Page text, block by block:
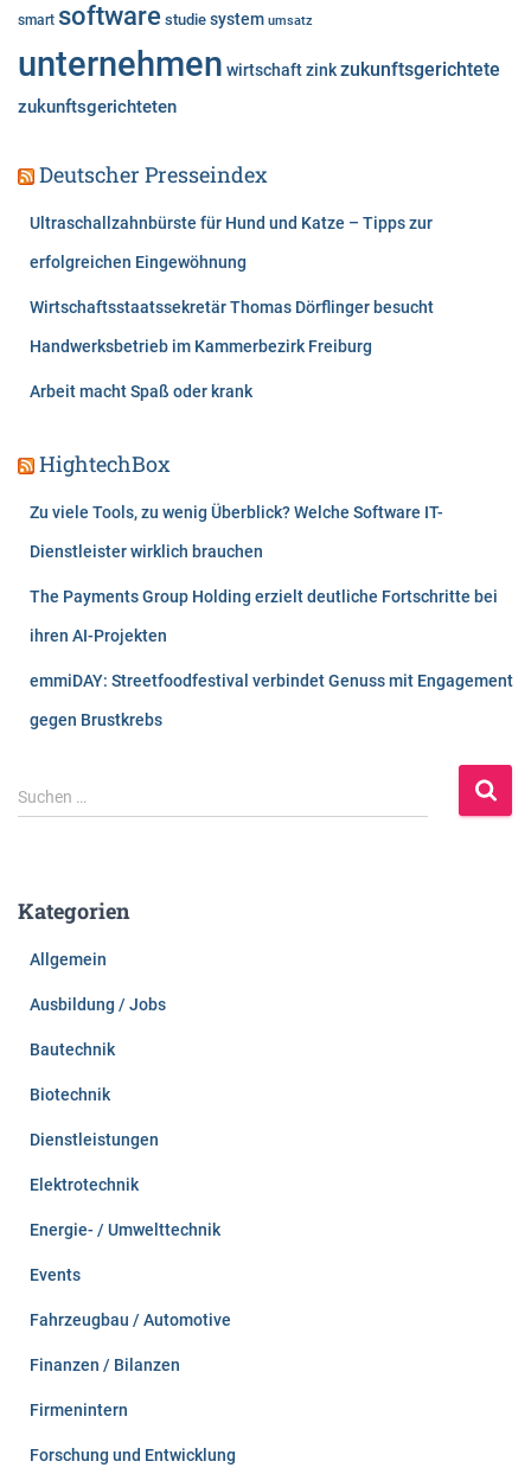
smart software studie system umsatz
unternehmen wirtschaftzinkzukunftsgerichtete
zukunftsgerichteten
Deutscher Presseindex
Ultraschallzahnbürste für Hund und Katze – Tipps zur
erfolgreichen Eingewöhnung
Wirtschaftsstaatssekretär Thomas Dörflinger besucht
Handwerksbetrieb im Kammerbezirk Freiburg
Arbeit macht Spaß oder krank
HightechBox
Zu viele Tools, zu wenig Überblick? Welche Software IT-
Dienstleister wirklich brauchen
The Payments Group Holding erzielt deutliche Fortschritte bei
ihren AI-Projekten
emmiDAY: Streetfoodfestival verbindet Genuss mit Engagement
gegen Brustkrebs
S
u
n
Suchen …
Kategorien
Allgemein
Ausbildung / Jobs
Bautechnik
Biotechnik
Dienstleistungen
Elektrotechnik
Energie- / Umwelttechnik
Events
Fahrzeugbau / Automotive
Finanzen / Bilanzen
Firmenintern
Forschung und Entwicklung